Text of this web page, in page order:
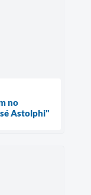
no
Astolphi"